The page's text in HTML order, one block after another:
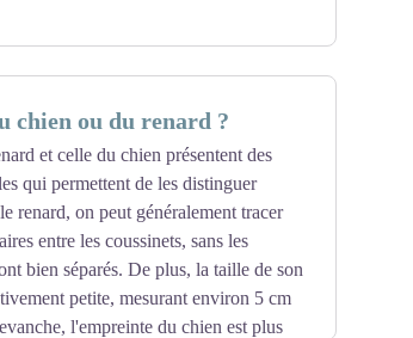
une avalanche tous les 100 ou
d’amener espace et soleil à la
plus lentement. Le frêne ou le
arbres qui ne seront pas
: redistribuer les cartes de la
chien ou du renard ?
et celle du chien présentent des
qui permettent de les distinguer
renard, on peut généralement tracer
entre les coussinets, sans les
bien séparés. De plus, la taille de son
petite, mesurant environ 5 cm
l'empreinte du chien est plus